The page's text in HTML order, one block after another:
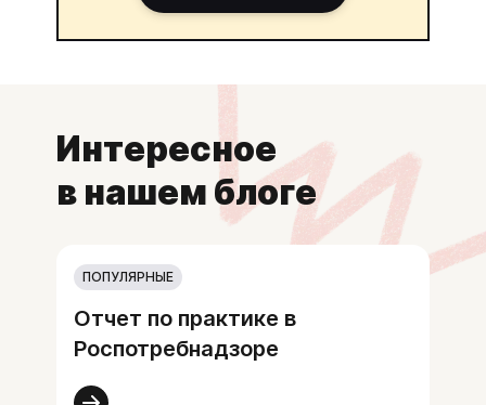
Интересное
в нашем блоге
ПОПУЛЯРНЫЕ
Отчет по практике в
Роспотребнадзоре